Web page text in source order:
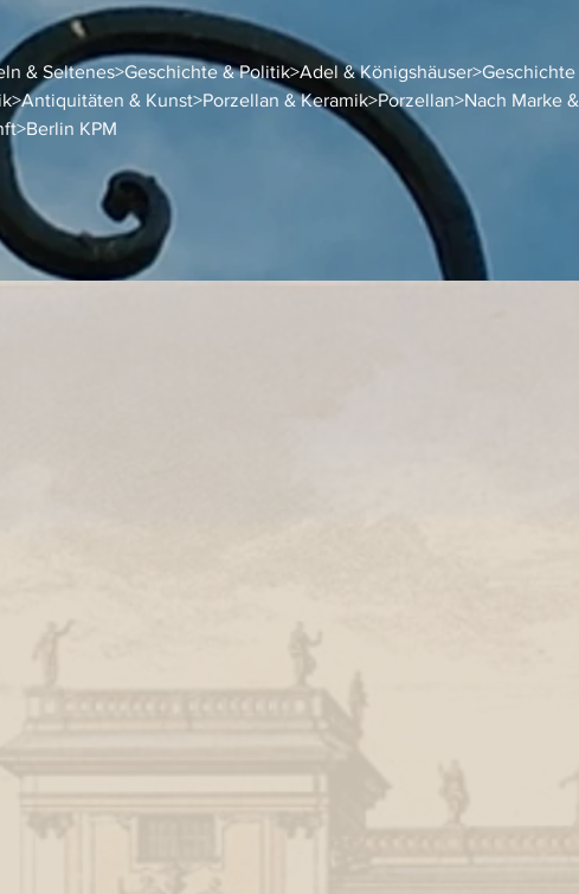
& Seltenes>Geschichte & Politik>Adel & Königshäuser>Geschichte
& Kunst>Porzellan & Keramik>Porzellan>Nach Marke &
KPM